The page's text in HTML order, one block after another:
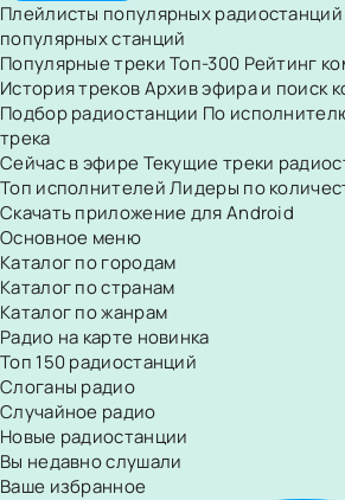
Плейлисты популярных радиостанций
популярных станций
Популярные трекиТоп-300 Рейтинг
История трековАрхив эфира и поиск
Подбор радиостанции По
трека
Сейчас в эфиреТекущие треки
Топ исполнителейЛидеры по
Скачать приложение для Android
Основное меню
Каталог по городам
Каталог по странам
Каталог по жанрам
Радио на карте новинка
Топ 150 радиостанций
Слоганы радио
Случайное радио
Новые радиостанции
Вы недавно слушали
Ваше избранное